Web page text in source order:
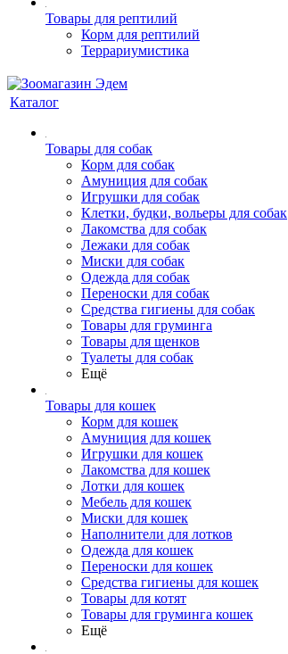
Товары для рептилий
Корм для рептилий
Террариумистика
Каталог
Товары для собак
Корм для собак
Амуниция для собак
Игрушки для собак
Клетки, будки, вольеры для собак
Лакомства для собак
Лежаки для собак
Миски для собак
Одежда для собак
Переноски для собак
Средства гигиены для собак
Товары для груминга
Товары для щенков
Туалеты для собак
Ещё
Товары для кошек
Корм для кошек
Амуниция для кошек
Игрушки для кошек
Лакомства для кошек
Лотки для кошек
Мебель для кошек
Миски для кошек
Наполнители для лотков
Одежда для кошек
Переноски для кошек
Средства гигиены для кошек
Товары для котят
Товары для груминга кошек
Ещё